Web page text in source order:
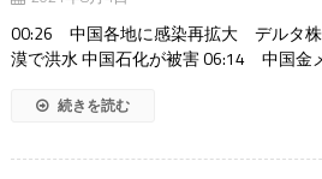
00:26 中国各地に感染再拡大 デルタ
漠で洪水 中国石化が被害 06:14 中国
続きを読む